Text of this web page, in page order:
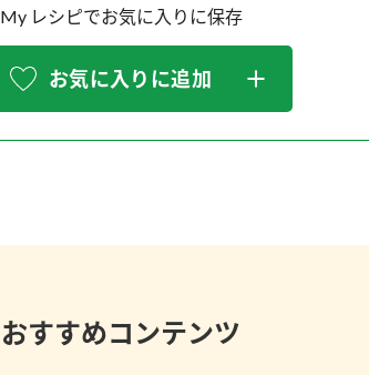
My レシピでお気に入りに保存
お気に入りに追加
おすすめコンテンツ